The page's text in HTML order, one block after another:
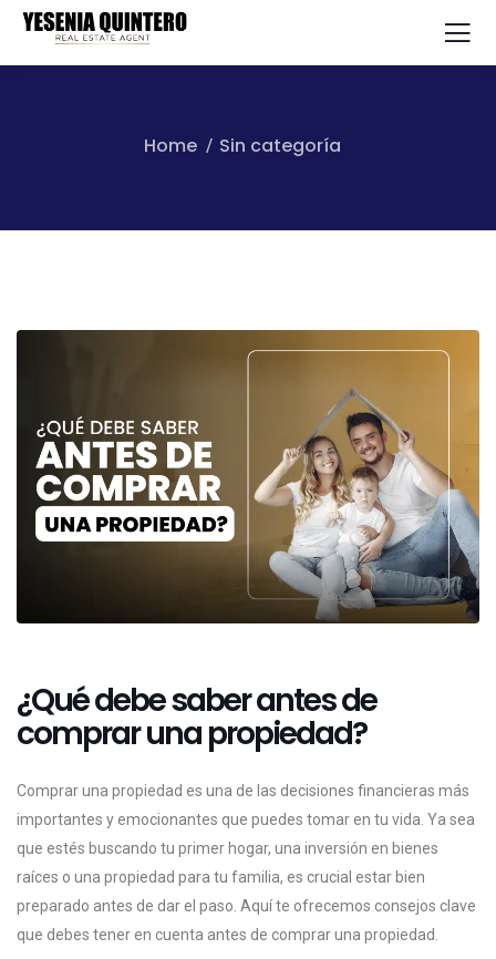
Home Sin categoría
¿Qué debe saber antes de
comprar una propiedad?
Comprar una propiedad es una de las decisiones financieras más
importantes y emocionantes que puedes tomar en tu vida. Ya sea
que estés buscando tu primer hogar, una inversión en bienes
raíces o una propiedad para tu familia, es crucial estar bien
preparado antes de dar el paso. Aquí te ofrecemos consejos clave
que debes tener en cuenta antes de comprar una propiedad.